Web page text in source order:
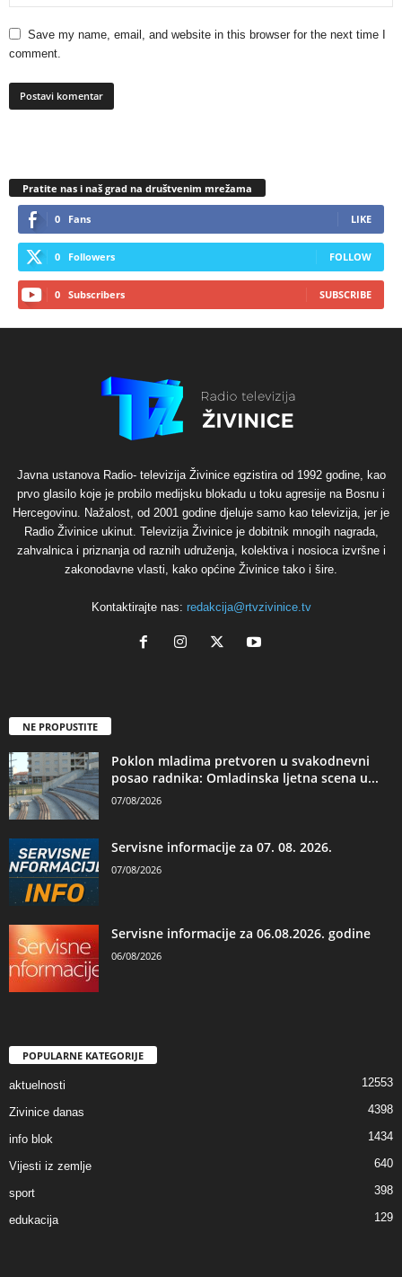
Save my name, email, and website in this browser for the next time I
comment.
Pratite nas i naš grad na društvenim mrežama
0 Fans LIKE
0 Followers FOLLOW
0 Subscribers SUBSCRIBE
Javna ustanova Radio- televizija Živinice egzistira od 1992 godine, kao
prvo glasilo koje je probilo medijsku blokadu u toku agresije na Bosnu i
Hercegovinu. Nažalost, od 2001 godine djeluje samo kao televizija, jer je
Radio Živinice ukinut. Televizija Živinice je dobitnik mnogih nagrada,
zahvalnica i priznanja od raznih udruženja, kolektiva i nosioca izvršne i
zakonodavne vlasti, kako općine Živinice tako i šire.
Kontaktirajte nas: redakcija@rtvzivinice.tv
NE PROPUSTITE
Poklon mladima pretvoren u svakodnevni
posao radnika: Omladinska ljetna scena u...
07/08/2026
Servisne informacije za 07. 08. 2026.
07/08/2026
Servisne informacije za 06.08.2026. godine
06/08/2026
POPULARNE KATEGORIJE
aktuelnosti 12553
Zivinice danas 4398
info blok 1434
Vijesti iz zemlje 640
sport 398
edukacija 129